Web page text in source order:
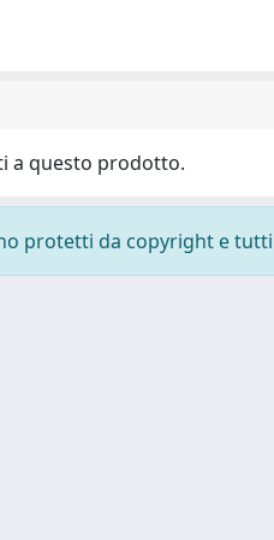
a questo prodotto.
protetti da copyright e